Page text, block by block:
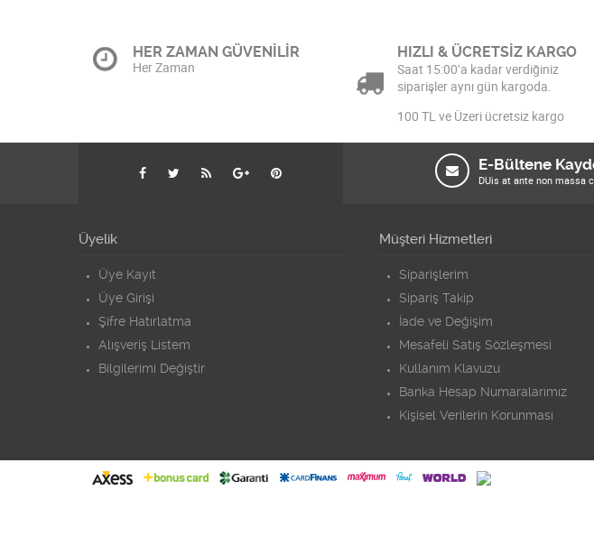
HER ZAMAN GÜVENİLİR
Her Zaman
HIZLI & ÜCRETSİZ KARGO
Saat 15:00’a kadar verdiğiniz
siparişler aynı gün kargoda.
100 TL ve Üzeri ücretsiz kargo
E-Bültene
DUis at ante non massa
Üyelik
Üye Kayıt
Üye Girişi
Şifre Hatırlatma
Alışveriş Listem
Bilgilerimi Değiştir
Müşteri Hizmetleri
Siparişlerim
Sipariş Takip
İade ve Değişim
Mesafeli Satış Sözleşmesi
Kullanım Klavuzu
Banka Hesap Numaralarımız
Kişisel Verilerin Korunması